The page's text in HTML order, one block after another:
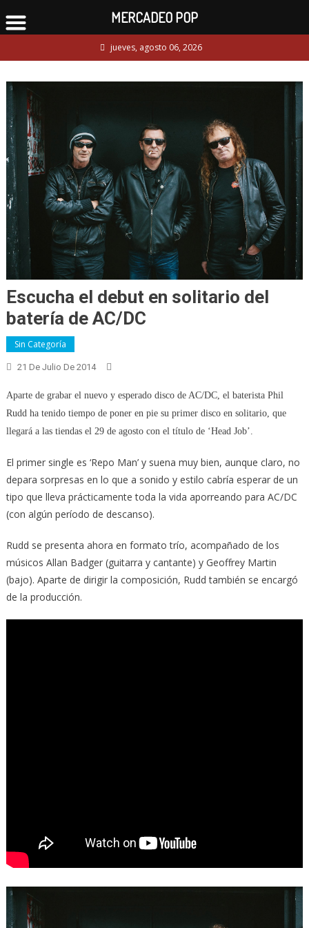
to
jueves, agosto 06, 2026
Escucha el debut en solitario del
batería de AC/DC
Sin Categoría
21 De Julio De 2014
Aparte de grabar el nuevo y esperado disco de AC/DC, el baterista Phil
Rudd ha tenido tiempo de poner en pie su primer disco en solitario, que
llegará a las tiendas el 29 de agosto con el título de ‘Head Job’.
El primer single es ‘Repo Man’ y suena muy bien, aunque claro, no
depara sorpresas en lo que a sonido y estilo cabría esperar de un
tipo que lleva prácticamente toda la vida aporreando para AC/DC
(con algún período de descanso).
Rudd se presenta ahora en formato trío, acompañado de los
músicos Allan Badger (guitarra y cantante) y Geoffrey Martin
(bajo). Aparte de dirigir la composición, Rudd también se encargó
de la producción.
MERCADEO POP